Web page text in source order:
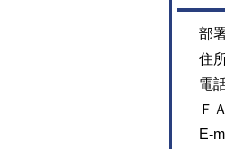
部
住
電
Ｆ
E-